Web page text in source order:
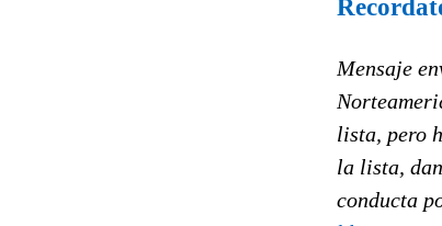
Mensaje
lista, pero
la lista,
conducta